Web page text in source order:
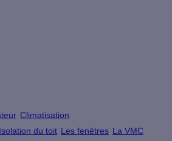
Climatisation
Isolation du toit Les fenêtres La VMC